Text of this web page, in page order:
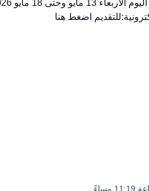
للتقديم اضغط هنا